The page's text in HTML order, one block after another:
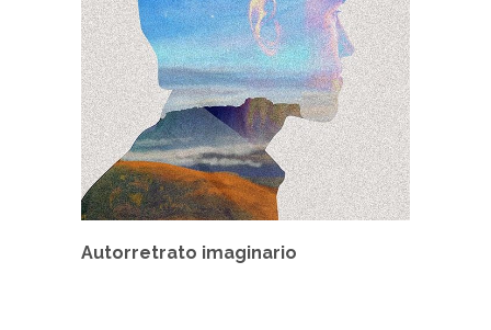
Autorretrato imaginario